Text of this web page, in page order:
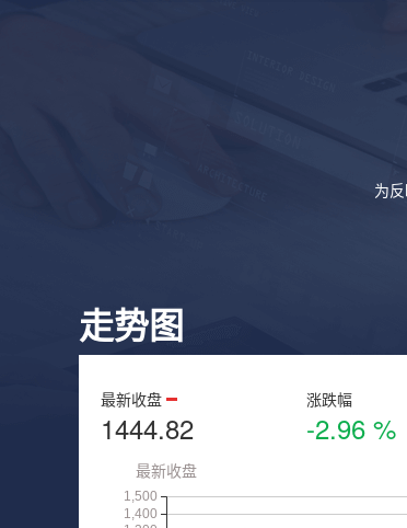
为
走势图
最新收盘
1444.82
涨跌幅
-2.96 %